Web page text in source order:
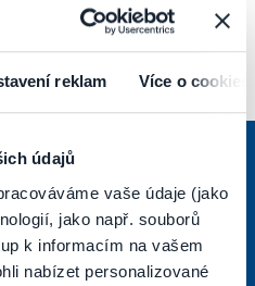
reklam Více o cookies
údajů
vaše údaje (jako
jako např. souborů
k informacím na vašem
nabízet personalizované
ODBERU NOVINIEK
a doručte si najnovšie špeciálne